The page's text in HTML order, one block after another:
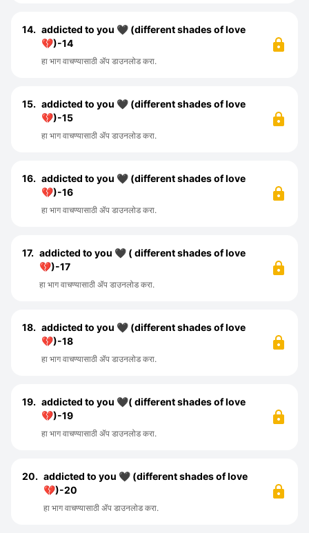
14. addicted to you 🖤 (different shades of love
💔)-14
हा भाग वाचण्यासाठी ॲप डाउनलोड करा.
15. addicted to you 🖤 (different shades of love
💔)-15
हा भाग वाचण्यासाठी ॲप डाउनलोड करा.
16. addicted to you 🖤 (different shades of love
💔)-16
हा भाग वाचण्यासाठी ॲप डाउनलोड करा.
17. addicted to you 🖤 ( different shades of love
💔)-17
हा भाग वाचण्यासाठी ॲप डाउनलोड करा.
18. addicted to you 🖤 (different shades of love
💔)-18
हा भाग वाचण्यासाठी ॲप डाउनलोड करा.
19. addicted to you 🖤( different shades of love
💔)-19
हा भाग वाचण्यासाठी ॲप डाउनलोड करा.
20. addicted to you 🖤 (different shades of love
💔)-20
हा भाग वाचण्यासाठी ॲप डाउनलोड करा.